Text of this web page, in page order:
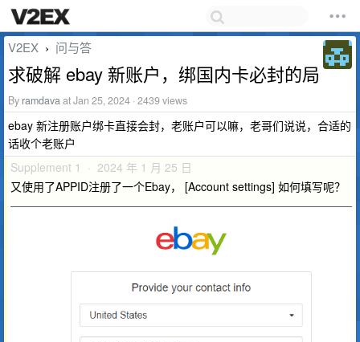
V2EX › 问与答
求破解 ebay 新账户，绑国内卡必封的局
By ramdavaat Jan 25, 2024 · 2439 views
ebay 新注册账户绑卡直接会封，老账户可以嘛，老哥们说说，合适的
话收个老账户
Supplement 1 · 2024 年 1 月 25 日
又使用了APPID注册了一个Ebay， [Account settings] 如何填写呢？